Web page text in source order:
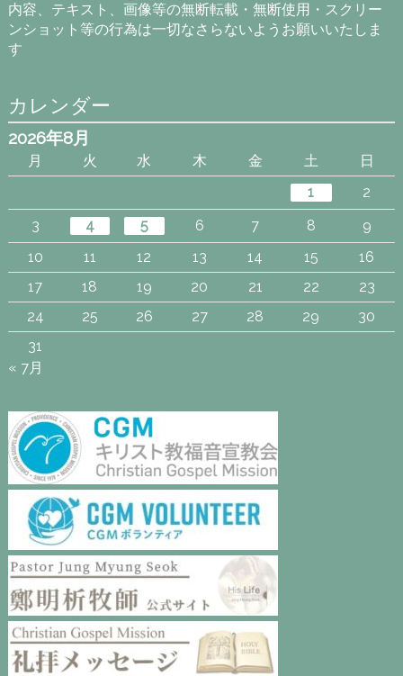
内容、テキスト、画像等の無断転載・無断使用・スクリー
ンショット等の行為は一切なさらないようお願いいたしま
す
カレンダー
2026年8月
月 火 水 木 金 土
日
1
2
3
4 5 6 7 8
9
10
11 12 13 14 15
16
17
18 19 20 21 22
23
24
25 26 27 28 29
30
31
« 7月